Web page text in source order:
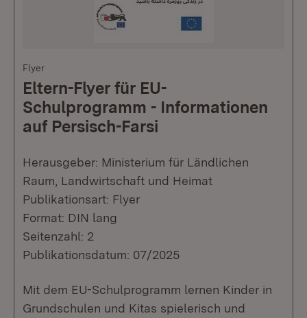
Flyer
Eltern-Flyer für EU-
Schulprogramm - Informationen
auf Persisch-Farsi
Herausgeber: Ministerium für Ländlichen
Raum, Landwirtschaft und Heimat
Publikationsart: Flyer
Format: DIN lang
Seitenzahl: 2
Publikationsdatum: 07/2025
Mit dem EU-Schulprogramm lernen Kinder in
Grundschulen und Kitas spielerisch und